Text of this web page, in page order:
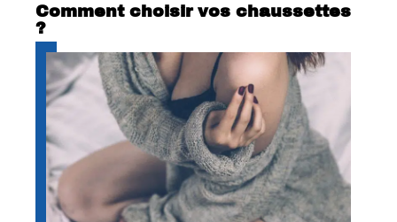
Comment choisir vos chaussettes
?